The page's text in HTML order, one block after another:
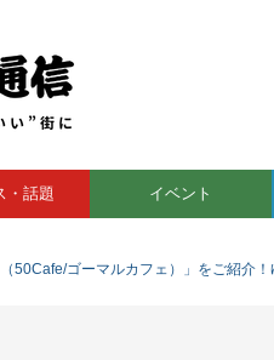
・話題 イベント
50Cafe/ゴーマルカフェ）」をご紹介